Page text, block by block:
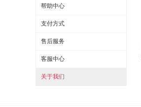
帮助中心
支付方式
售后服务
客服中心
关于我们